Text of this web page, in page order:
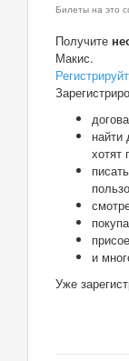
Билеты на это
Получите
Макис.
найти
хотят
и
Уже